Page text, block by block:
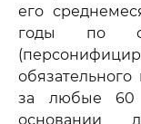
его
годы по
за любые 60
основании